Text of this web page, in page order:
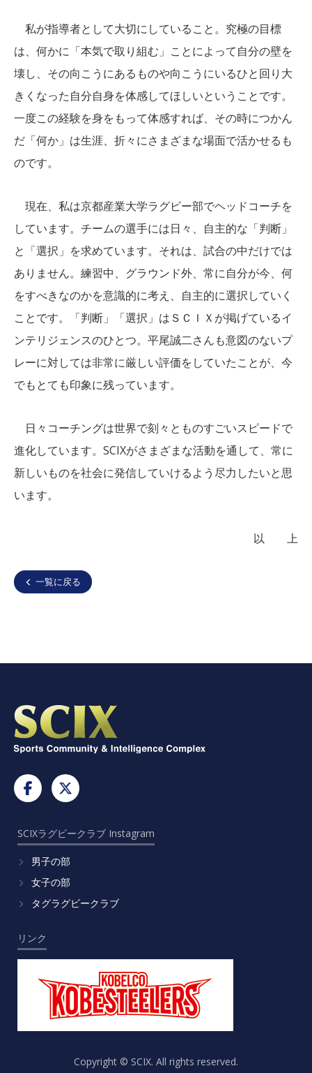
私が指導者として大切にしていること。究極の目標
は、何かに「本気で取り組む」ことによって自分の壁を
壊し、その向こうにあるものや向こうにいるひと回り大
きくなった自分自身を体感してほしいということです。
一度この経験を身をもって体感すれば、その時につかん
だ「何か」は生涯、折々にさまざまな場面で活かせるも
のです。
現在、私は京都産業大学ラグビー部でヘッドコーチを
しています。チームの選手には日々、自主的な「判断」
と「選択」を求めています。それは、試合の中だけでは
ありません。練習中、グラウンド外、常に自分が今、何
をすべきなのかを意識的に考え、自主的に選択していく
ことです。「判断」「選択」はＳＣＩＸが掲げているイ
ンテリジェンスのひとつ。平尾誠二さんも意図のないプ
レーに対しては非常に厳しい評価をしていたことが、今
でもとても印象に残っています。
日々コーチングは世界で刻々とものすごいスピードで
進化しています。SCIXがさまざまな活動を通して、常に
新しいものを社会に発信していけるよう尽力したいと思
います。
以 上
一覧に戻る
SCIXラグビークラブ Instagram
男子の部
女子の部
タグラグビークラブ
リンク
Copyright © SCIX. All rights reserved.